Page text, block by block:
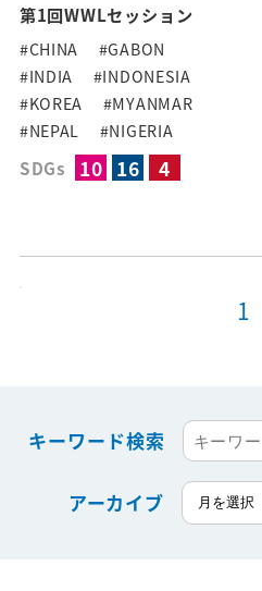
第1回WWLセッション
#CHINA
#GABON
#INDIA
#INDONESIA
#KOREA
#MYANMAR
#NEPAL
#NIGERIA
SDGs 10 16 4
1
キーワード検索
アーカイブ